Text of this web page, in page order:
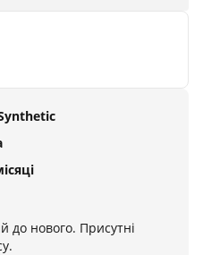
до нового. Присутні